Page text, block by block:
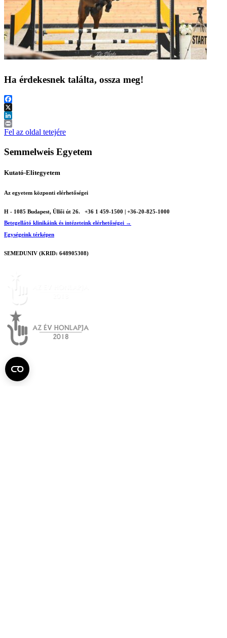
Ha érdekesnek találta, ossza meg!
Facebook
X
LinkedIn
Print
Fel az oldal tetejére
Semmelweis Egyetem
Kutató-Elitegyetem
Az egyetem központi elérhetőségei
H - 1085 Budapest, Üllői út 26.
+36 1 459-1500 | +36-20-825-1000
Betegellátó klinikáink és intézeteink elérhetőségei →
Egységeink térképen
SEMEDUNIV (KRID: 648905308)